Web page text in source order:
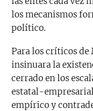
los mecanismos
político.
Para los críticos
insinuara la
cerrado en los
estatal-
empírico y